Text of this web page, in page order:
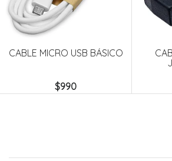
CABLE MICRO USB BÁSICO
$990